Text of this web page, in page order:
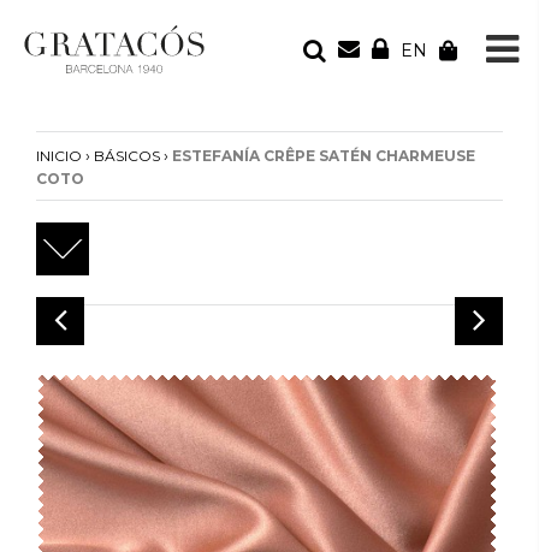
EN
Tu bolsa está vacía
INICIO › BÁSICOS › ESTEFANÍA CRÊPE SATÉN CHARMEUSE
COTO